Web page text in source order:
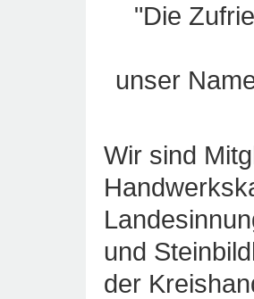
"Die
unser
Wir sind
und
der